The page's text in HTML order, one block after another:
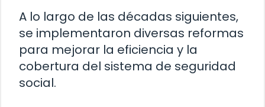
A lo largo de las décadas siguientes,
se implementaron diversas reformas
para mejorar la eficiencia y la
cobertura del sistema de seguridad
social.